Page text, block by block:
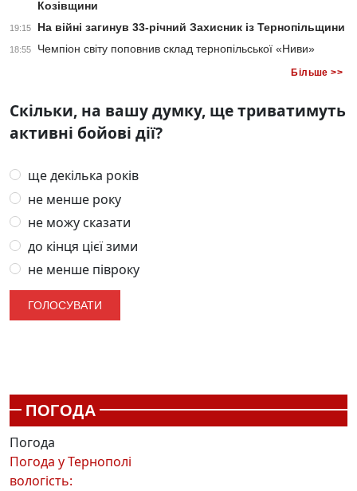
Козівщини
19:15 На війні загинув 33-річний Захисник із Тернопільщини
18:55 Чемпіон світу поповнив склад тернопільської «Ниви»
Більше >>
Скільки, на вашу думку, ще триватимуть
активні бойові дії?
ще декілька років
не менше року
не можу сказати
до кінця цієї зими
не менше півроку
ПОГОДА
Погода
Погода уТернополі
вологість: